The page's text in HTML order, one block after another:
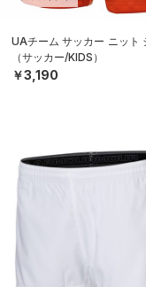
UAチーム サッカー ニット
（サッカー/KIDS）
￥3,190